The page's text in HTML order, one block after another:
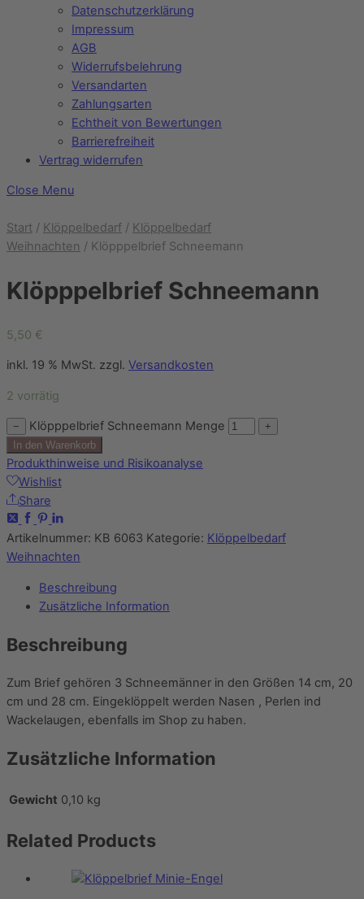
Datenschutzerklärung
Impressum
AGB
Widerrufsbelehrung
Versandarten
Zahlungsarten
Echtheit von Bewertungen
Barrierefreiheit
Vertrag widerrufen
Close Menu
Start / Klöppelbedarf / Klöppelbedarf
Weihnachten / Klöpppelbrief Schneemann
Klöpppelbrief Schneemann
5,50 €
inkl. 19 % MwSt. zzgl. Versandkosten
2 vorrätig
− Klöpppelbrief Schneemann Menge
+
In den Warenkorb
Produkthinweise und Risikoanalyse
Wishlist
Share
Artikelnummer: KB 6063 Kategorie: Klöppelbedarf
Weihnachten
Beschreibung
Zusätzliche Information
Beschreibung
Zum Brief gehören 3 Schneemänner in den Größen 14 cm, 20
cm und 28 cm. Eingeklöppelt werden Nasen , Perlen ind
Wackelaugen, ebenfalls im Shop zu haben.
Zusätzliche Information
Gewicht 0,10 kg
Related Products